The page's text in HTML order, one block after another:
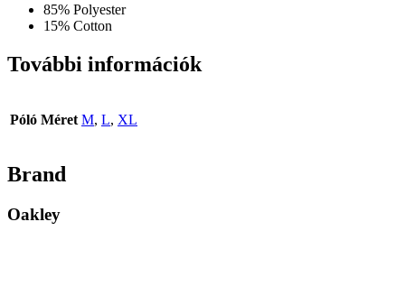
85% Polyester
15% Cotton
További információk
Póló Méret M, L, XL
Brand
Oakley